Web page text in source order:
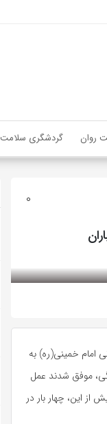
روان گردشگری سلامت
0
امام خمینی(ره) به
موفق شدند عمل
پیش از این، چهار بار در